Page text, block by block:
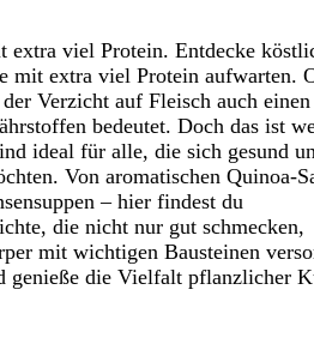
extra viel Protein. Entdecke
mit extra viel Protein aufwarten.
Verzicht auf Fleisch auch einen
bedeutet. Doch das ist
ideal für alle, die sich gesund
Von aromatischen Quinoa-
– hier findest du
die nicht nur gut schmecken,
mit wichtigen Bausteinen
genieße die Vielfalt pflanzlicher